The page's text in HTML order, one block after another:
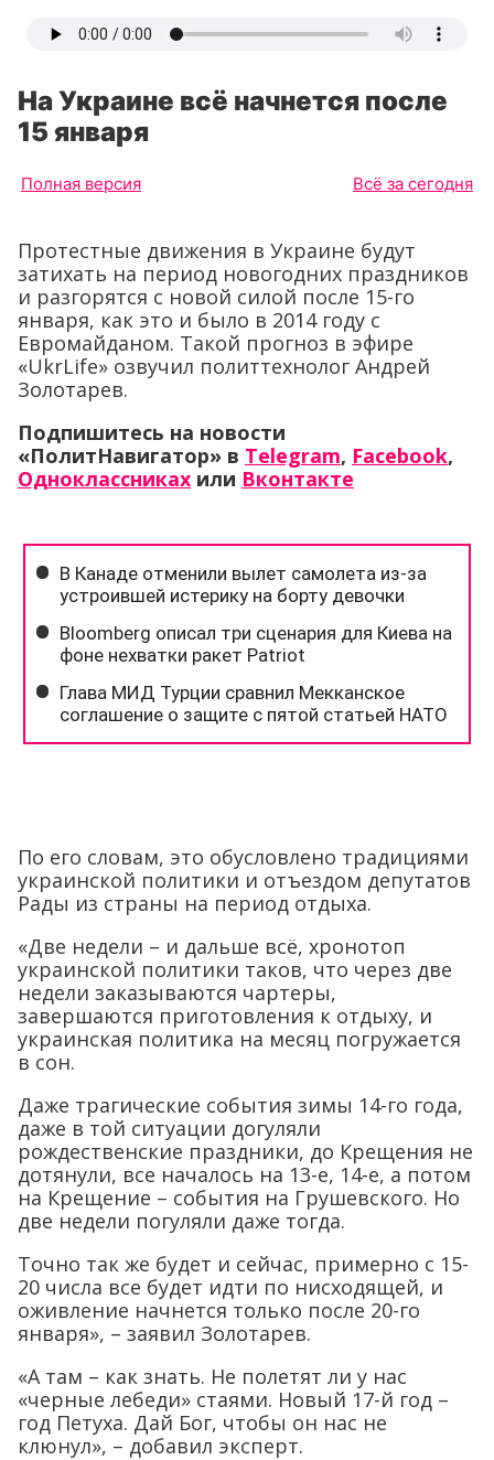
На Украине всё начнется после
15 января
Полная версия Всё за сегодня
Протестные движения в Украине будут
затихать на период новогодних праздников
и разгорятся с новой силой после 15-го
января, как это и было в 2014 году с
Евромайданом. Такой прогноз в эфире
«UkrLife» озвучил политтехнолог Андрей
Золотарев.
Подпишитесь на новости
«ПолитНавигатор» в Telegram, Facebook,
Одноклассниках или Вконтакте
По его словам, это обусловлено традициями
украинской политики и отъездом депутатов
Рады из страны на период отдыха.
«Две недели – и дальше всё, хронотоп
украинской политики таков, что через две
недели заказываются чартеры,
завершаются приготовления к отдыху, и
украинская политика на месяц погружается
в сон.
Даже трагические события зимы 14-го года,
даже в той ситуации догуляли
рождественские праздники, до Крещения не
дотянули, все началось на 13-е, 14-е, а потом
на Крещение – события на Грушевского. Но
две недели погуляли даже тогда.
Точно так же будет и сейчас, примерно с 15-
20 числа все будет идти по нисходящей, и
оживление начнется только после 20-го
января», – заявил Золотарев.
«А там – как знать. Не полетят ли у нас
«черные лебеди» стаями. Новый 17-й год –
год Петуха. Дай Бог, чтобы он нас не
клюнул», – добавил эксперт.